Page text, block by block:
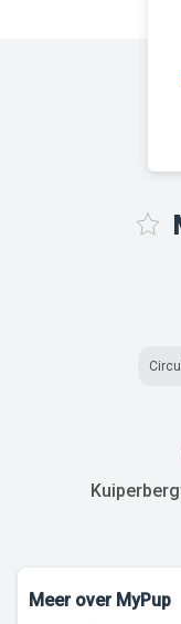
Meer over MyPup